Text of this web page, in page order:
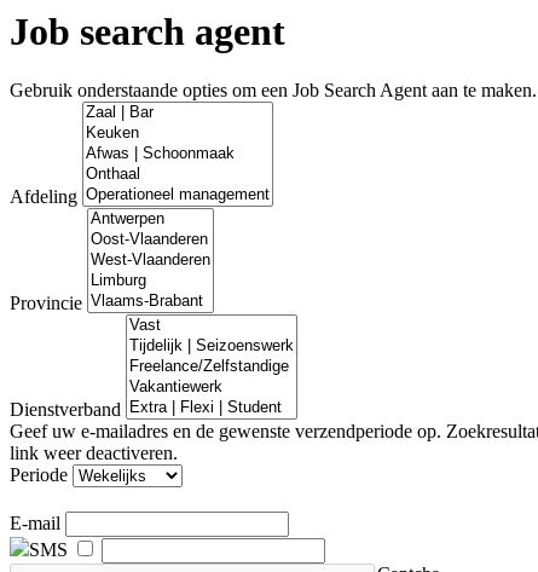
Job search agent
Gebruik onderstaande opties om een Job Search Agent aan te maken.
Afdeling
Provincie
Dienstverband
Geef uw e-mailadres en de gewenste verzendperiode op.
link weer deactiveren.
Periode
E-mail
SMS